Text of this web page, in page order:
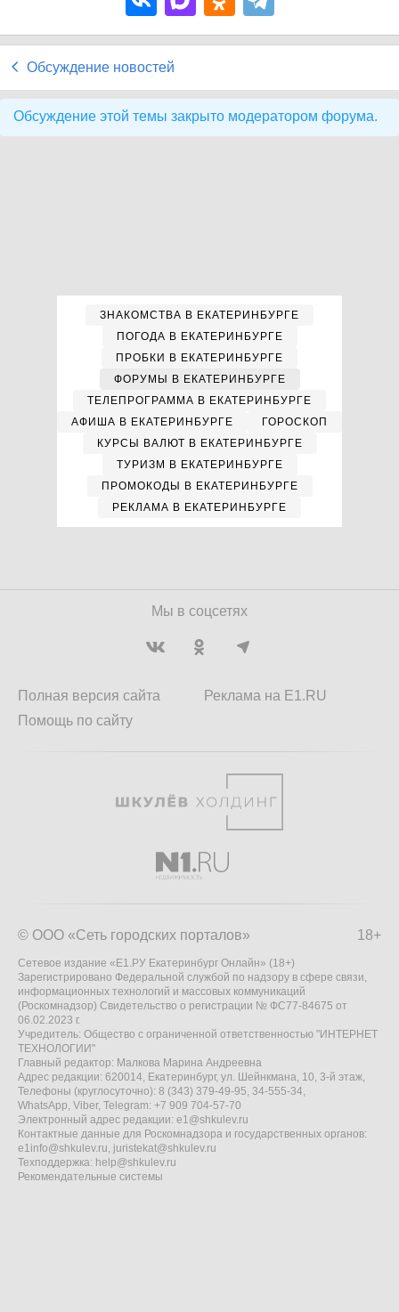
Обсуждение новостей
Обсуждение этой темы закрыто модератором форума.
ЗНАКОМСТВА В ЕКАТЕРИНБУРГЕ
ПОГОДА В ЕКАТЕРИНБУРГЕ
ПРОБКИ В ЕКАТЕРИНБУРГЕ
ФОРУМЫ В ЕКАТЕРИНБУРГЕ
ТЕЛЕПРОГРАММА В ЕКАТЕРИНБУРГЕ
АФИША В ЕКАТЕРИНБУРГЕ
ГОРОСКОП
КУРСЫ ВАЛЮТ В ЕКАТЕРИНБУРГЕ
ТУРИЗМ В ЕКАТЕРИНБУРГЕ
ПРОМОКОДЫ В ЕКАТЕРИНБУРГЕ
РЕКЛАМА В ЕКАТЕРИНБУРГЕ
Мы в соцсетях
Полная версия сайта
Помощь по сайту
Реклама на E1.RU
18+
© ООО «Сеть городских порталов»
Сетевое издание «Е1.РУ Екатеринбург Онлайн» (18+)
Зарегистрировано Федеральной службой по надзору в сфере связи,
информационных технологий и массовых коммуникаций
(Роскомнадзор) Свидетельство о регистрации № ФС77-84675 от
06.02.2023 г.
Учредитель: Общество с ограниченной ответственностью "ИНТЕРНЕТ
ТЕХНОЛОГИИ"
Главный редактор: Малкова Марина Андреевна
Адрес редакции: 620014, Екатеринбург, ул. Шейнкмана, 10, 3-й этаж,
Телефоны (круглосуточно): 8 (343) 379-49-95, 34-555-34,
WhatsApp, Viber, Telegram: +7 909 704-57-70
Электронный адрес редакции: e1@shkulev.ru
Контактные данные для Роскомнадзора и государственных органов:
e1info@shkulev.ru, juristekat@shkulev.ru
Техподдержка: help@shkulev.ru
Рекомендательные системы